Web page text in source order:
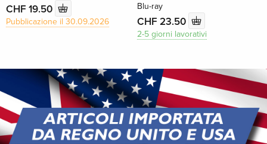
CHF 19.50
Pubblicazione il 30.09.2026
Blu-ray
CHF 23.50
2-5 giorni lavorativi